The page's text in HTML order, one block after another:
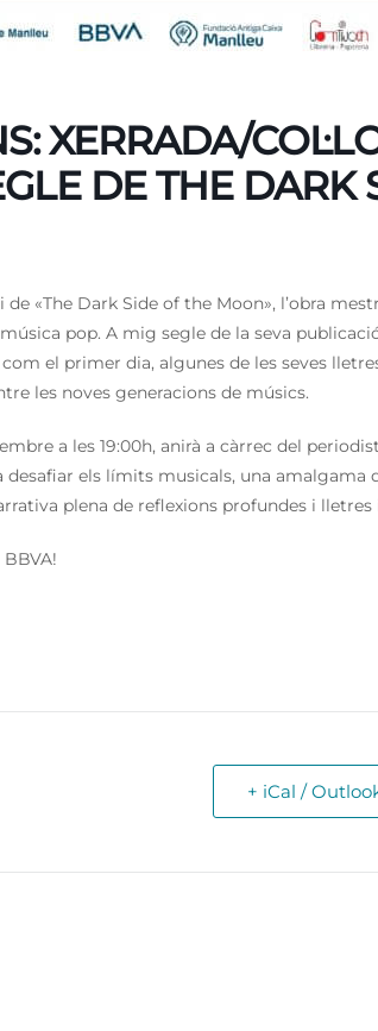
XERRADA/
DE THE DARK
«The Dark Side of the Moon», l’obra
pop. A mig segle de la seva
el primer dia, algunes de les seves
les noves generacions de músics.
a les 19:00h, anirà a càrrec del
els límits musicals, una amalgama
plena de reflexions profundes i
+ iCal /